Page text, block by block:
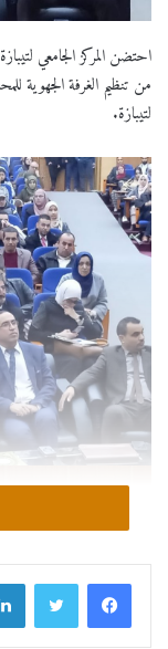
احتضن المركز الجامعي
من تنظيم الغرفة الجهوية
لتيبازة.